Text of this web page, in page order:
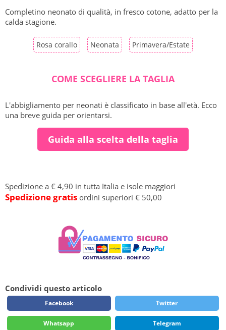
Completino neonato di qualità, in fresco cotone, adatto per la
calda stagione.
Rosa corallo Neonata Primavera/Estate
COME SCEGLIERE LA TAGLIA
L'abbigliamento per neonati è classificato in base all'età. Ecco
una breve guida per orientarsi.
Guida alla scelta della taglia
Spedizione a € 4,90 in tutta Italia e isole maggiori
Spedizione gratis ordini superiori € 50,00
Condividi questo articolo
Facebook Twitter
Whatsapp Telegram